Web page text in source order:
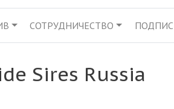
СОТРУДНИЧЕСТВО
Sires Russia